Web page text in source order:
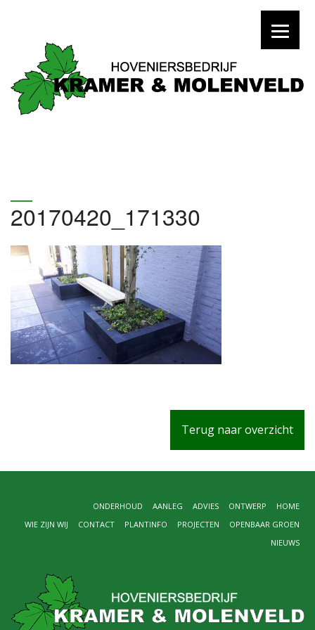
20170420_171330
Terug naar overzicht
HOME
ONTWERP
ADVIES
AANLEG
ONDERHOUD
OPENBAAR GROEN
PROJECTEN
PLANTINFO
CONTACT
WIE ZIJN WIJ
NIEUWS